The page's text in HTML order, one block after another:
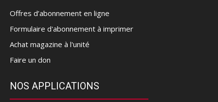
Offres d’abonnement en ligne
Formulaire d'abonnement à imprimer
Achat magazine à l'unité
Faire un don
NOS APPLICATIONS